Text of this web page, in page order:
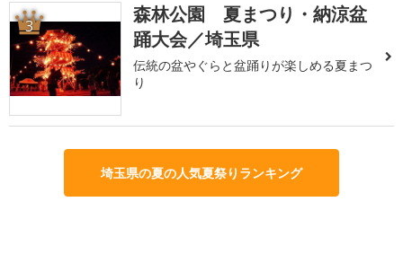
3
森林公園 夏まつり・納涼盆
踊大会／埼玉県
伝統の盆やぐらと盆踊りが楽しめる夏まつ
り
埼玉県の夏の人気夏祭りランキング